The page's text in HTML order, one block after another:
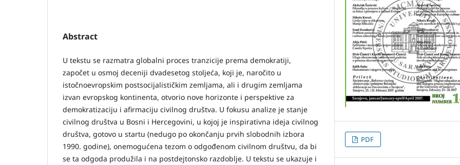
Abstract
U tekstu se razmatra globalni proces tranzicije prema demokratiji,
započet u osmoj deceniji dvadesetog stoljeća, koji je, naročito u
istočnoevropskim postsocijalističkim zemljama, ali i drugim zemljama
izvan evropskog kontinenta, otvorio nove horizonte i perspektive za
demokratizaciju i afirmaciju civilnog društva. U fokusu analize je stanje
civilnog društva u Bosni i Hercegovini, u kojoj je inspirativna ideja civilnog
društva, gotovo u startu (nedugo po okončanju prvih slobodnih izbora
1990. godine), onemogućena tezom o odgođenom civilnom društvu, da bi
se ta odgoda produžila i na postdejtonsko razdoblje. U tekstu se ukazuje i
PDF